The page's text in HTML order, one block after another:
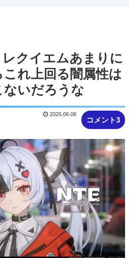
レクイエムあまりに
れ上回る闇属性は
ないだろうな
コメント3
2026.06.06